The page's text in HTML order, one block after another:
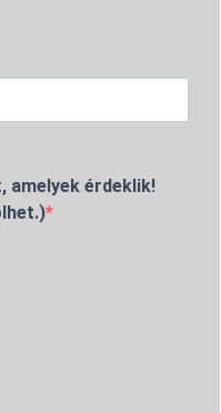
amelyek érdeklik!